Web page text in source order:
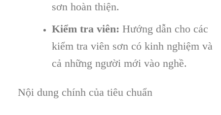
sơn hoàn thiện.
Kiểm tra viên: Hướng dẫn cho các
kiểm tra viên sơn có kinh nghiệm và
cả những người mới vào nghề.
Nội dung chính của tiêu chuẩn